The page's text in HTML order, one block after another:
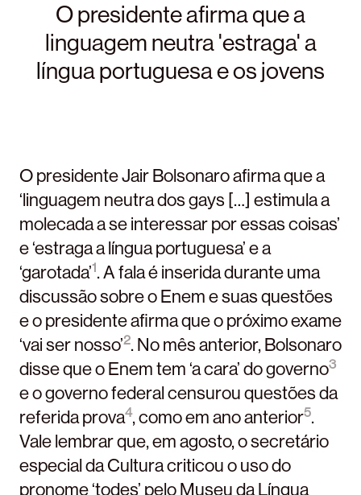
O presidente afirma que a
linguagem neutra 'estraga' a
língua portuguesa e os jovens
O presidente Jair Bolsonaro afirma que a
‘linguagem neutra dos gays […] estimula a
molecada a se interessar por essas coisas’
e ‘estraga a língua portuguesa’ e a
‘garotada’1. A fala é inserida durante uma
discussão sobre o Enem e suas questões
e o presidente afirma que o próximo exame
‘vai ser nosso’2. No mês anterior, Bolsonaro
disse que o Enem tem ‘a cara’ do governo3
e o governo federal censurou questões da
referida prova4, como em ano anterior5.
Vale lembrar que, em agosto, o secretário
especial da Cultura criticou o uso do
pronome ‘todes’ pelo Museu da Língua